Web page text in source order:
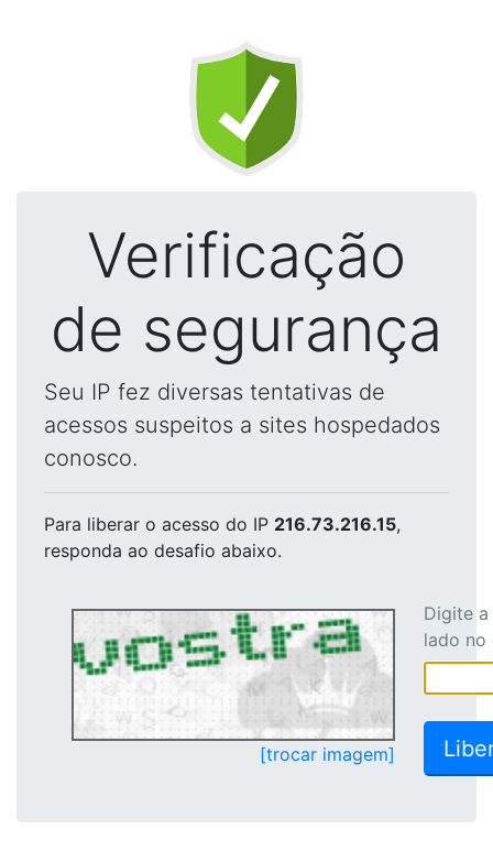
Verificação
de segurança
Seu IP fez diversas tentativas de
acessos suspeitos a sites hospedados
conosco.
Para liberar o acesso do IP 216.73.216.15,
responda ao desafio abaixo.
[trocar imagem]
Digite
lado no